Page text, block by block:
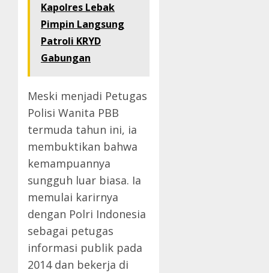
Kapolres Lebak
Pimpin Langsung
Patroli KRYD
Gabungan
Meski menjadi Petugas
Polisi Wanita PBB
termuda tahun ini, ia
membuktikan bahwa
kemampuannya
sungguh luar biasa. Ia
memulai karirnya
dengan Polri Indonesia
sebagai petugas
informasi publik pada
2014 dan bekerja di